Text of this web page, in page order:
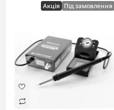
Акцiя Під замовлення